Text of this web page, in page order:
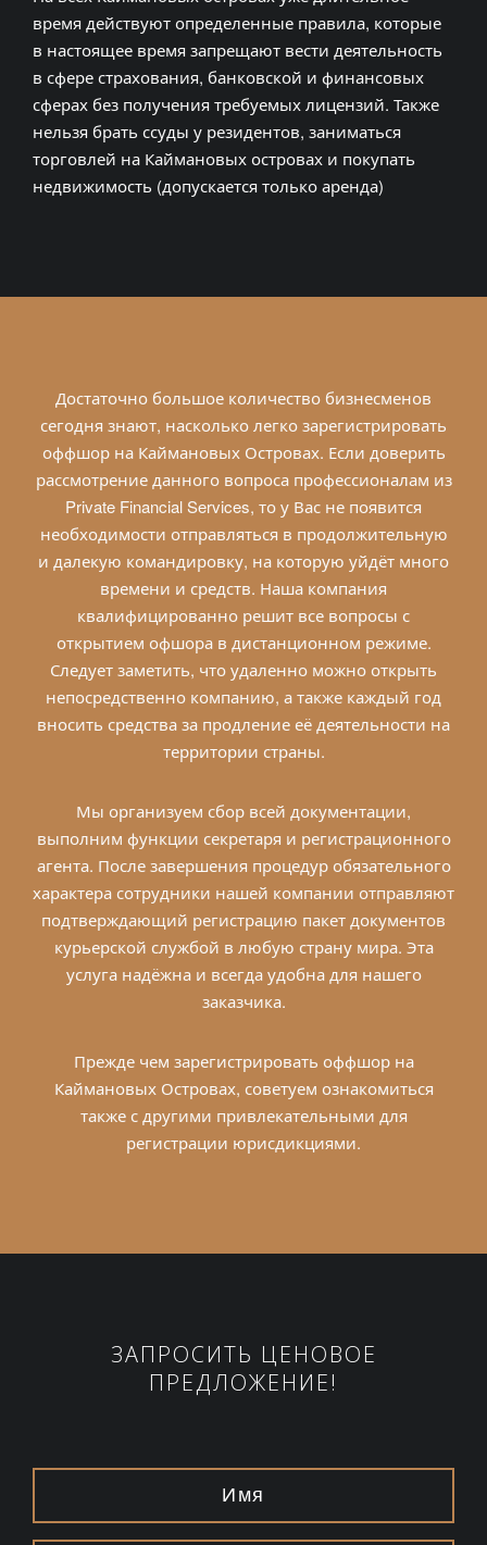
время действуют определенные правила, которые
в настоящее время запрещают вести деятельность
в сфере страхования, банковской и финансовых
сферах без получения требуемых лицензий. Также
нельзя брать ссуды у резидентов, заниматься
торговлей на Каймановых островах и покупать
недвижимость (допускается только аренда)
Достаточно большое количество бизнесменов
сегодня знают, насколько легко зарегистрировать
оффшор на Каймановых Островах. Если доверить
рассмотрение данного вопроса профессионалам из
Private Financial Services, то у Вас не появится
необходимости отправляться в продолжительную
и далекую командировку, на которую уйдёт много
времени и средств. Наша компания
квалифицированно решит все вопросы с
открытием офшора в дистанционном режиме.
Следует заметить, что удаленно можно открыть
непосредственно компанию, а также каждый год
вносить средства за продление её деятельности на
территории страны.
Мы организуем сбор всей документации,
выполним функции секретаря и регистрационного
агента. После завершения процедур обязательного
характера сотрудники нашей компании отправляют
подтверждающий регистрацию пакет документов
курьерской службой в любую страну мира. Эта
услуга надёжна и всегда удобна для нашего
заказчика.
Прежде чем зарегистрировать оффшор на
Каймановых Островах, советуем ознакомиться
также с другими привлекательными для
регистрации юрисдикциями.
ЗАПРОСИТЬ ЦЕНОВОЕ
ПРЕДЛОЖЕНИЕ!